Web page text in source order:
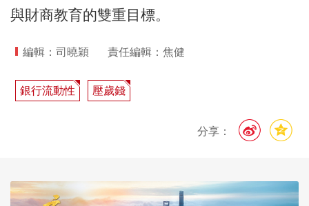
與財商教育的雙重目標。
編輯：司曉穎 責任編輯：焦健
銀行流動性 壓歲錢
分享：